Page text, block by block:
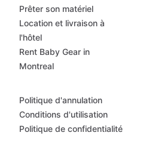
Prêter son matériel
Location et livraison à
l'hôtel
Rent Baby Gear in
Montreal
Politique d'annulation
Conditions d'utilisation
Politique de confidentialité